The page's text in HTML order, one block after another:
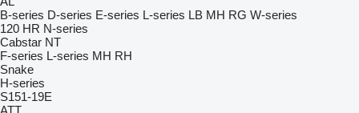
B-series D-series E-series L-series LB MH RG W-series
120 HR N-series
Cabstar NT
F-series L-series MH RH
Snake
H-series
S151-19E
ATT